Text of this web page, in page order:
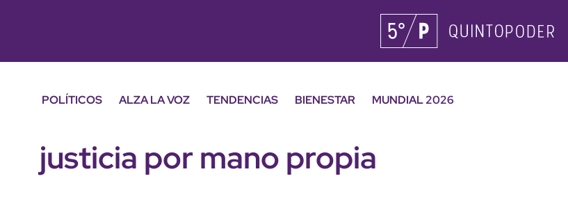
POLÍTICOS ALZA LA VOZ TENDENCIAS BIENESTAR
MUNDIAL 2026
justicia por mano propia